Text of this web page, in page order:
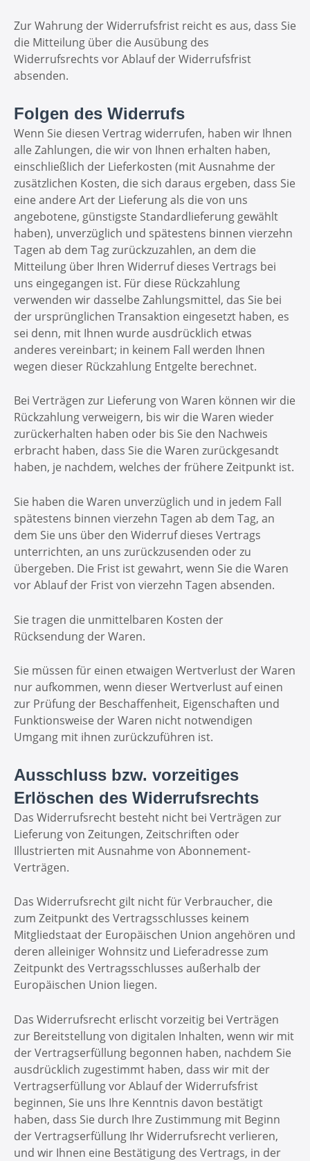
Zur Wahrung der Widerrufsfrist reicht es aus, dass Sie
die Mitteilung über die Ausübung des
Widerrufsrechts vor Ablauf der Widerrufsfrist
absenden.
Folgen des Widerrufs
Wenn Sie diesen Vertrag widerrufen, haben wir Ihnen
alle Zahlungen, die wir von Ihnen erhalten haben,
einschließlich der Lieferkosten (mit Ausnahme der
zusätzlichen Kosten, die sich daraus ergeben, dass Sie
eine andere Art der Lieferung als die von uns
angebotene, günstigste Standardlieferung gewählt
haben), unverzüglich und spätestens binnen vierzehn
Tagen ab dem Tag zurückzuzahlen, an dem die
Mitteilung über Ihren Widerruf dieses Vertrags bei
uns eingegangen ist. Für diese Rückzahlung
verwenden wir dasselbe Zahlungsmittel, das Sie bei
der ursprünglichen Transaktion eingesetzt haben, es
sei denn, mit Ihnen wurde ausdrücklich etwas
anderes vereinbart; in keinem Fall werden Ihnen
wegen dieser Rückzahlung Entgelte berechnet.
Bei Verträgen zur Lieferung von Waren können wir die
Rückzahlung verweigern, bis wir die Waren wieder
zurückerhalten haben oder bis Sie den Nachweis
erbracht haben, dass Sie die Waren zurückgesandt
haben, je nachdem, welches der frühere Zeitpunkt ist.
Sie haben die Waren unverzüglich und in jedem Fall
spätestens binnen vierzehn Tagen ab dem Tag, an
dem Sie uns über den Widerruf dieses Vertrags
unterrichten, an uns zurückzusenden oder zu
übergeben. Die Frist ist gewahrt, wenn Sie die Waren
vor Ablauf der Frist von vierzehn Tagen absenden.
Sie tragen die unmittelbaren Kosten der
Rücksendung der Waren.
Sie müssen für einen etwaigen Wertverlust der Waren
nur aufkommen, wenn dieser Wertverlust auf einen
zur Prüfung der Beschaffenheit, Eigenschaften und
Funktionsweise der Waren nicht notwendigen
Umgang mit ihnen zurückzuführen ist.
Ausschluss bzw. vorzeitiges
Erlöschen des Widerrufsrechts
Das Widerrufsrecht besteht nicht bei Verträgen zur
Lieferung von Zeitungen, Zeitschriften oder
Illustrierten mit Ausnahme von Abonnement-
Verträgen.
Das Widerrufsrecht gilt nicht für Verbraucher, die
zum Zeitpunkt des Vertragsschlusses keinem
Mitgliedstaat der Europäischen Union angehören und
deren alleiniger Wohnsitz und Lieferadresse zum
Zeitpunkt des Vertragsschlusses außerhalb der
Europäischen Union liegen.
Das Widerrufsrecht erlischt vorzeitig bei Verträgen
zur Bereitstellung von digitalen Inhalten, wenn wir mit
der Vertragserfüllung begonnen haben, nachdem Sie
ausdrücklich zugestimmt haben, dass wir mit der
Vertragserfüllung vor Ablauf der Widerrufsfrist
beginnen, Sie uns Ihre Kenntnis davon bestätigt
haben, dass Sie durch Ihre Zustimmung mit Beginn
der Vertragserfüllung Ihr Widerrufsrecht verlieren,
und wir Ihnen eine Bestätigung des Vertrags, in der